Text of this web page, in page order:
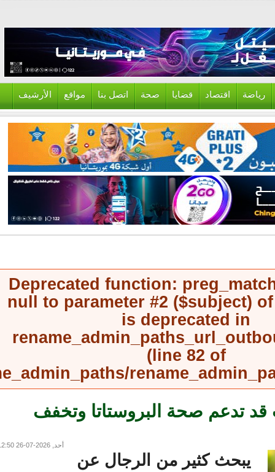
اقتصاد قضايا صحة اتصل بنا مواقع الأرشيف
Deprecated function:
null to parameter #2 ($subject)
is deprecated in
(line82of
تدعم صحة البروستاتا وتخفف
يبحث كثير من الرجال عن